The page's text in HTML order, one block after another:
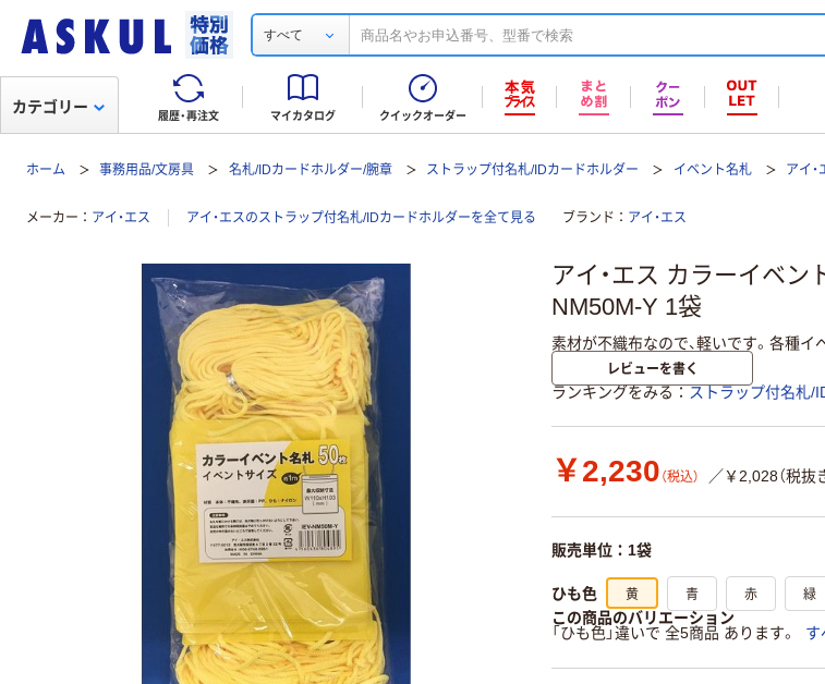
すべて
履歴・再注文 マイカタログ クイックオーダー
カテゴリー
ホーム 事務用品/文房具 名札/IDカードホルダー/腕章 ストラップ付名札/IDカードホルダー イベント名札 アイ
メーカー アイ・エス アイ・エスのストラップ付名札/IDカードホルダーを全て見る ブランド アイ・エス
アイ・エス カラーイベ
NM50M-Y 1袋
素材が不織布なので、軽いです。各種イ
レビューを書く
ランキングをみる ストラップ付名札/
￥2,230 （税込） ／￥2,028（税抜
販売単位：1袋
ひも色 黄 青 赤 緑
この商品のバリエーション
「ひも色」違いで 全5商品 あります。
す